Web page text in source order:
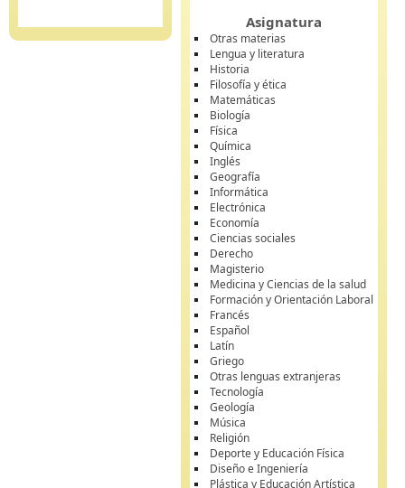
Asignatura
Otras materias
Lengua y literatura
Historia
Filosofía y ética
Matemáticas
Biología
Física
Química
Inglés
Geografía
Informática
Electrónica
Economía
Ciencias sociales
Derecho
Magisterio
Medicina y Ciencias de la salud
Formación y Orientación Laboral
Francés
Español
Latín
Griego
Otras lenguas extranjeras
Tecnología
Geología
Música
Religión
Deporte y Educación Física
Diseño e Ingeniería
Plástica y Educación Artística